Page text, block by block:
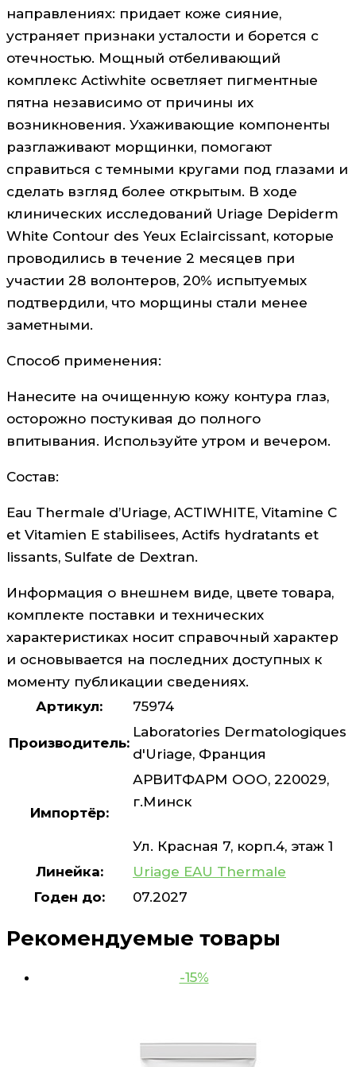
направлениях: придает коже сияние,
устраняет признаки усталости и борется с
отечностью. Мощный отбеливающий
комплекс Actiwhite осветляет пигментные
пятна независимо от причины их
возникновения. Ухаживающие компоненты
разглаживают морщинки, помогают
справиться с темными кругами под глазами и
сделать взгляд более открытым. В ходе
клинических исследований Uriage Depiderm
White Contour des Yeux Eclaircissant, которые
проводились в течение 2 месяцев при
участии 28 волонтеров, 20% испытуемых
подтвердили, что морщины стали менее
заметными.
Способ применения:
Нанесите на очищенную кожу контура глаз,
осторожно постукивая до полного
впитывания. Используйте утром и вечером.
Состав:
Eau Thermale d’Uriage, ACTIWHITE, Vitamine C
et Vitamien E stabilisees, Actifs hydratants et
lissants, Sulfate de Dextran.
Информация о внешнем виде, цвете товара,
комплекте поставки и технических
характеристиках носит справочный характер
и основывается на последних доступных к
моменту публикации сведениях.
Артикул:
75974
Производитель:
Laboratories Dermatologiques
d'Uriage, Франция
Импортёр:
АРВИТФАРМ ООО, 220029,
г.Минск
Ул. Красная 7, корп.4, этаж 1
Линейка:
Uriage EAU Thermale
Годен до:
07.2027
Рекомендуемые товары
-15%